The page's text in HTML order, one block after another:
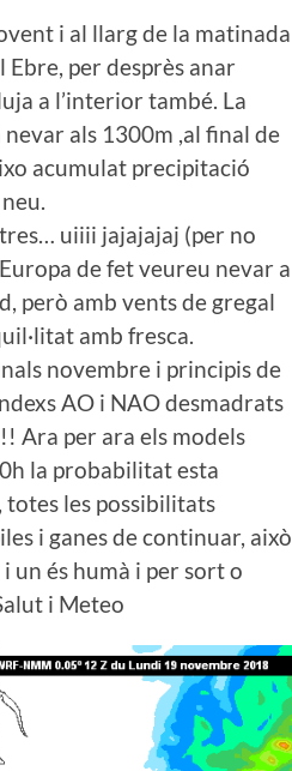
i al llarg de la matinada
Ebre, per desprès anar
a l’interior també. La
als 1300m ,al final de
acumulat precipitació
uiiii jajajajaj (per no
de fet veureu nevar a
però amb vents de gregal
amb fresca.
novembre i principis de
AO i NAO desmadrats
Ara per ara els models
la probabilitat esta
les possibilitats
i ganes de continuar, això
un és humà i per sort o
i Meteo